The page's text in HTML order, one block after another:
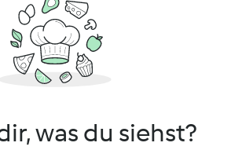
was du siehst?